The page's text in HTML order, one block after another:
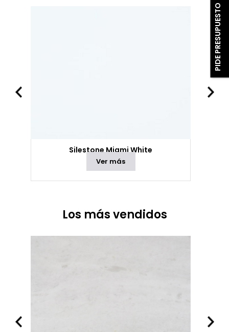
PIDE PRESUPUESTO
Silestone Miami White
Ver más
Los más vendidos